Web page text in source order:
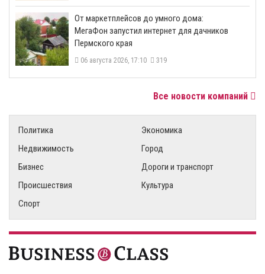
От маркетплейсов до умного дома:
МегаФон запустил интернет для дачников
Пермского края
06 августа 2026, 17:10 319
Все новости компаний
Политика
Экономика
Недвижимость
Город
Бизнес
Дороги и транспорт
Происшествия
Культура
Спорт